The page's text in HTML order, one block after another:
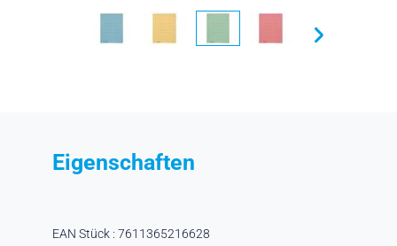
Eigenschaften
EAN Stück : 7611365216628